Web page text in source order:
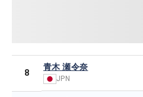
8
青木 瀬令奈
JPN